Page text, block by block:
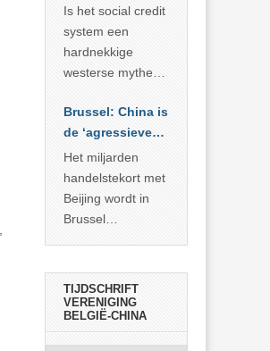
meer dan 800
miljoen mensen
uit de armoede
… >> lees meer
Is het social credit
system een
hardnekkige
westerse mythe of
realiteit in China?
Brussel: China is
de ‘agressieve
schuldige’
Het miljarden
handelstekort met
Beijing wordt in
Brussel
economische
agressie. In
werkelijkheid
verhult die
TIJDSCHRIFT
VERENIGING
BELGIË-CHINA